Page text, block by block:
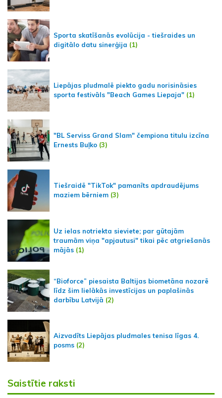
Sporta skatīšanās evolūcija - tiešraides un
digitālo datu sinerģija (1)
Liepājas pludmalē piekto gadu norisināsies
sporta festivāls "Beach Games Liepaja" (1)
"BL Serviss Grand Slam" čempiona titulu izcīna
Ernests Buļko (3)
Tiešraidē "TikTok" pamanīts apdraudējums
maziem bērniem (3)
Uz ielas notriekta sieviete; par gūtajām
traumām viņa "apjautusi" tikai pēc atgriešanās
mājās (1)
“Bioforce” piesaista Baltijas biometāna nozarē
līdz šim lielākās investīcijas un paplašinās
darbību Latvijā (2)
Aizvadīts Liepājas pludmales tenisa līgas 4.
posms (2)
Saistītie raksti